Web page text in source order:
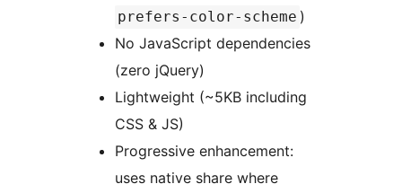
prefers-color-scheme )
No JavaScript dependencies
(zero jQuery)
Lightweight (~5KB including
CSS & JS)
Progressive enhancement:
uses native share where